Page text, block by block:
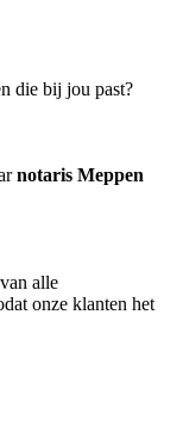
die bij jou past?
notaris Meppen
alle
onze klanten het